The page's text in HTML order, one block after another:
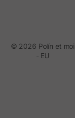
© 2026 Polín et moi
- EU